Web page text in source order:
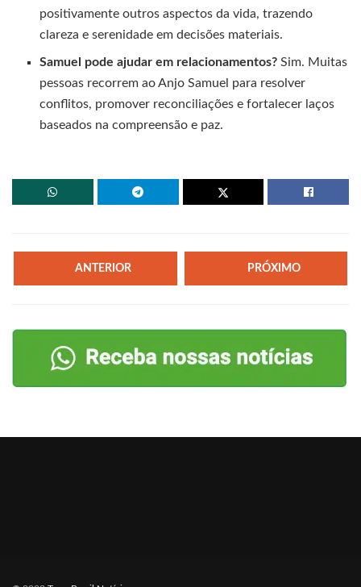
positivamente outros aspectos da vida, trazendo
clareza e serenidade em decisões materiais.
Samuel pode ajudar em relacionamentos? Sim. Muitas
pessoas recorrem ao Anjo Samuel para resolver
conflitos, promover reconciliações e fortalecer laços
baseados na compreensão e paz.
ANTERIOR PRÓXIMO